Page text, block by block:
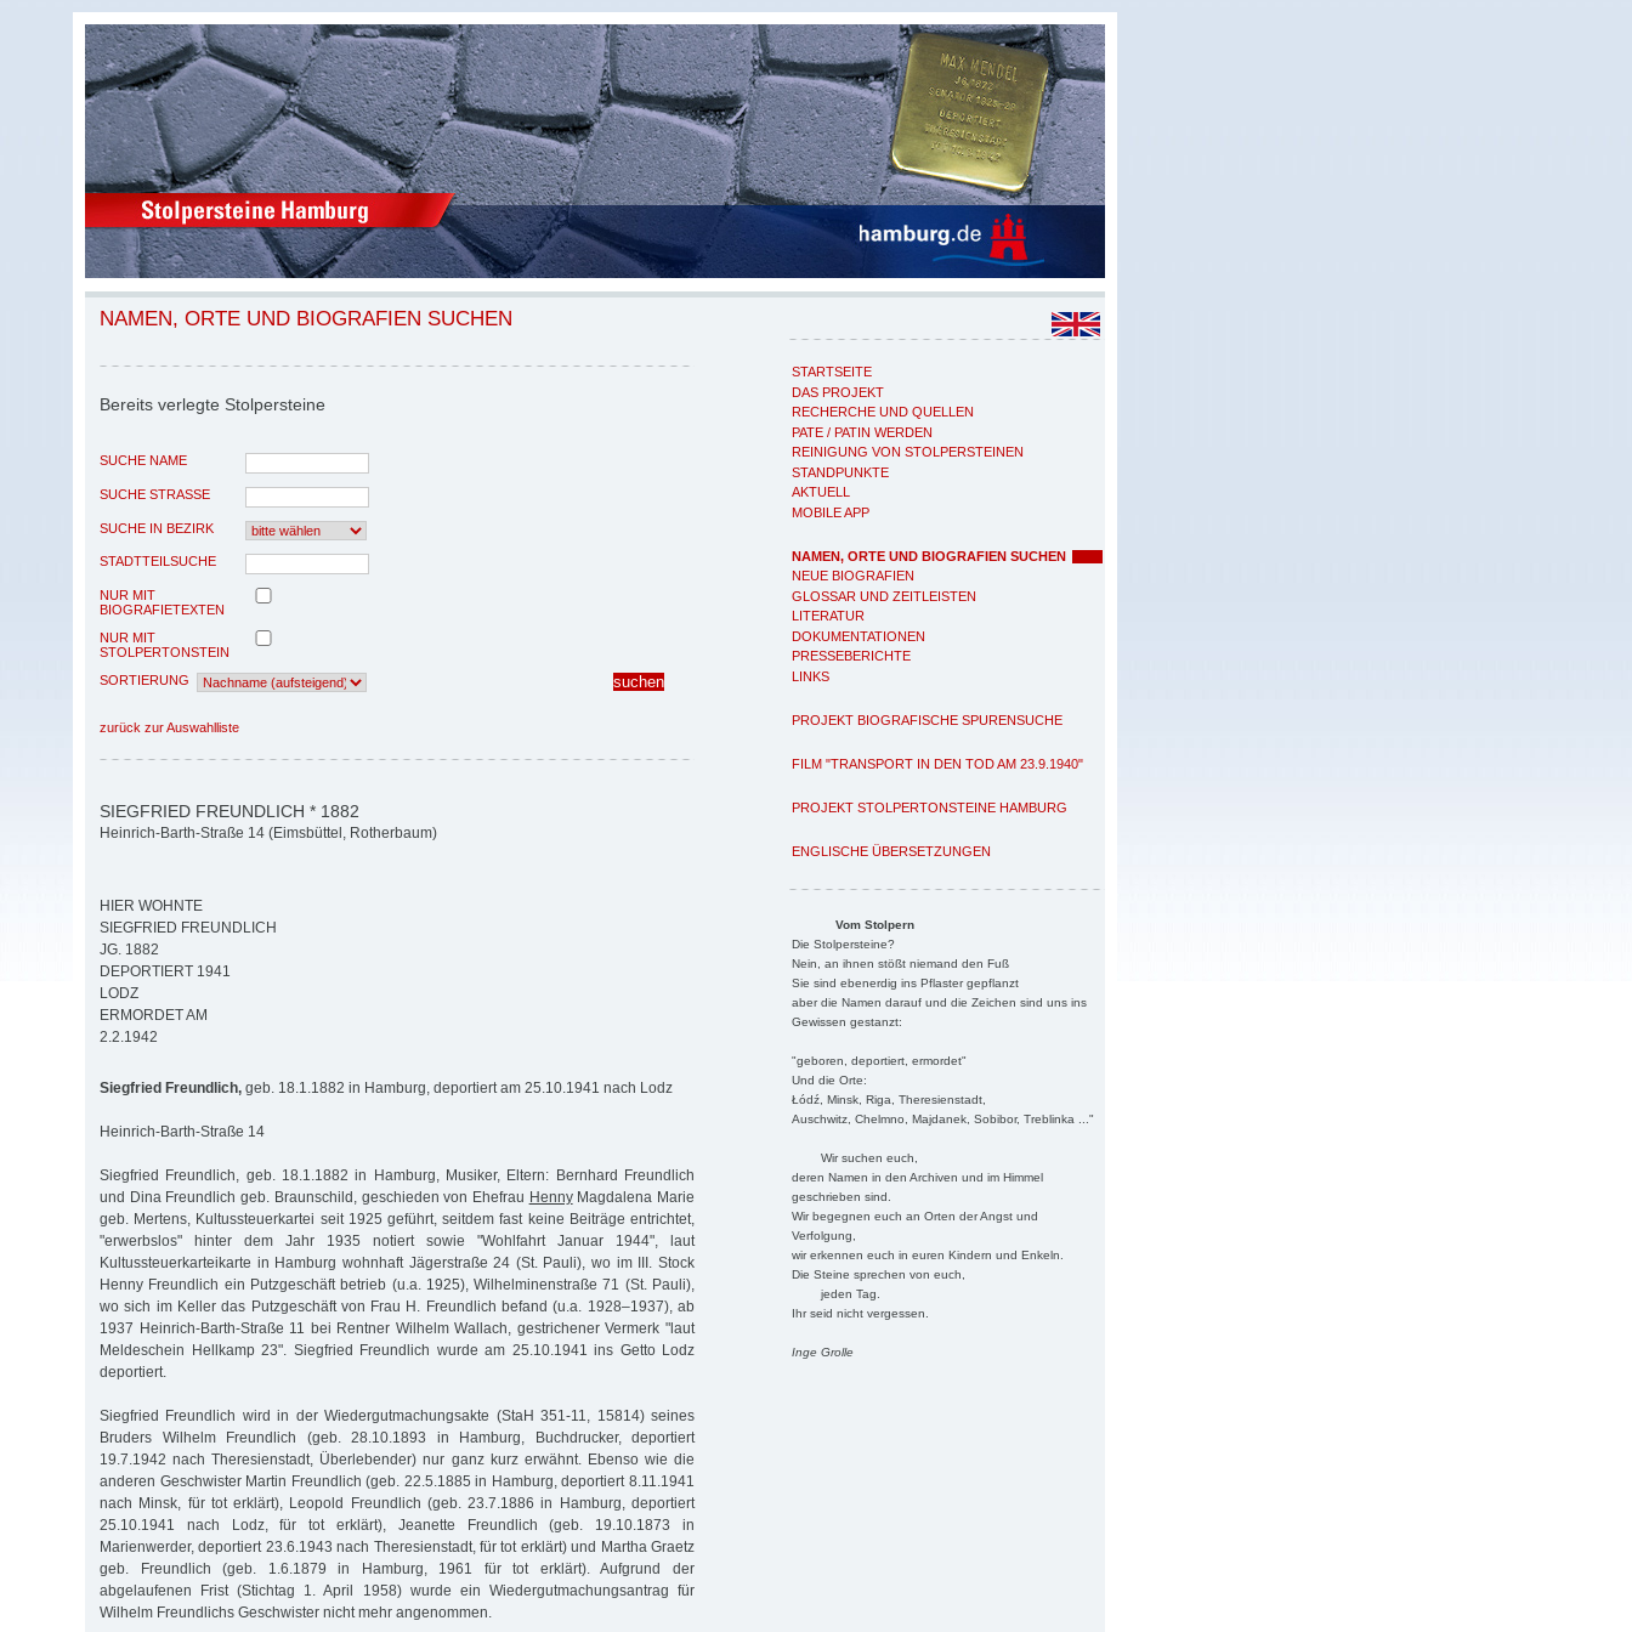
STARTSEITE
DAS PROJEKT
RECHERCHE UND QUELLEN
PATE / PATIN WERDEN
REINIGUNG VON STOLPERSTEINEN
STANDPUNKTE
AKTUELL
MOBILE APP
NAMEN, ORTE UND BIOGRAFIEN SUCHEN
NEUE BIOGRAFIEN
GLOSSAR UND ZEITLEISTEN
LITERATUR
DOKUMENTATIONEN
PRESSEBERICHTE
LINKS
PROJEKT BIOGRAFISCHE SPURENSUCHE
FILM "TRANSPORT IN DEN TOD AM 23.9.1940"
PROJEKT STOLPERTONSTEINE HAMBURG
ENGLISCHE ÜBERSETZUNGEN
Vom Stolpern
Die Stolpersteine?
Nein, an ihnen stößt niemand den Fuß
Sie sind ebenerdig ins Pflaster gepflanzt
aber die Namen darauf und die Zeichen sind uns ins
Gewissen gestanzt:
"geboren, deportiert, ermordet"
Und die Orte:
Łódź, Minsk, Riga, Theresienstadt,
Auschwitz, Chelmno, Majdanek, Sobibor, Treblinka ..."
Wir suchen euch,
deren Namen in den Archiven und im Himmel
geschrieben sind.
Wir begegnen euch an Orten der Angst und
Verfolgung,
wir erkennen euch in euren Kindern und Enkeln.
Die Steine sprechen von euch,
jeden Tag.
Ihr seid nicht vergessen.
Inge Grolle
NAMEN, ORTE UND BIOGRAFIEN SUCHEN
Bereits verlegte Stolpersteine
SUCHE NAME
SUCHE STRASSE
SUCHE IN BEZIRK
STADTTEILSUCHE
NUR MIT
BIOGRAFIETEXTEN
NUR MIT
STOLPERTONSTEIN
SORTIERUNG
zurück zur Auswahlliste
SIEGFRIED FREUNDLICH * 1882
Heinrich-Barth-Straße 14 (Eimsbüttel, Rotherbaum)
HIER WOHNTE
SIEGFRIED FREUNDLICH
JG. 1882
DEPORTIERT 1941
LODZ
ERMORDET AM
2.2.1942
Siegfried Freundlich, geb. 18.1.1882 in Hamburg, deportiert am 25.10.1941 nach Lodz
Heinrich-Barth-Straße 14
Siegfried Freundlich, geb. 18.1.1882 in Hamburg, Musiker, Eltern: Bernhard Freundlich
und Dina Freundlich geb. Braunschild, geschieden von Ehefrau HennyMagdalena Marie
geb. Mertens, Kultussteuerkartei seit 1925 geführt, seitdem fast keine Beiträge entrichtet,
"erwerbslos" hinter dem Jahr 1935 notiert sowie "Wohlfahrt Januar 1944", laut
Kultussteuerkarteikarte in Hamburg wohnhaft Jägerstraße 24 (St. Pauli), wo im III. Stock
Henny Freundlich ein Putzgeschäft betrieb (u.a. 1925), Wilhelminenstraße 71 (St. Pauli),
wo sich im Keller das Putzgeschäft von Frau H. Freundlich befand (u.a. 1928–1937), ab
1937 Heinrich-Barth-Straße 11 bei Rentner Wilhelm Wallach, gestrichener Vermerk "laut
Meldeschein Hellkamp 23". Siegfried Freundlich wurde am 25.10.1941 ins Getto Lodz
deportiert.
Siegfried Freundlich wird in der Wiedergutmachungsakte (StaH 351-11, 15814) seines
Bruders Wilhelm Freundlich (geb. 28.10.1893 in Hamburg, Buchdrucker, deportiert
19.7.1942 nach Theresienstadt, Überlebender) nur ganz kurz erwähnt. Ebenso wie die
anderen Geschwister Martin Freundlich (geb. 22.5.1885 in Hamburg, deportiert 8.11.1941
nach Minsk, für tot erklärt), Leopold Freundlich (geb. 23.7.1886 in Hamburg, deportiert
25.10.1941 nach Lodz, für tot erklärt), Jeanette Freundlich (geb. 19.10.1873 in
Marienwerder, deportiert 23.6.1943 nach Theresienstadt, für tot erklärt) und Martha Graetz
geb. Freundlich (geb. 1.6.1879 in Hamburg, 1961 für tot erklärt). Aufgrund der
abgelaufenen Frist (Stichtag 1. April 1958) wurde ein Wiedergutmachungsantrag für
Wilhelm Freundlichs Geschwister nicht mehr angenommen.